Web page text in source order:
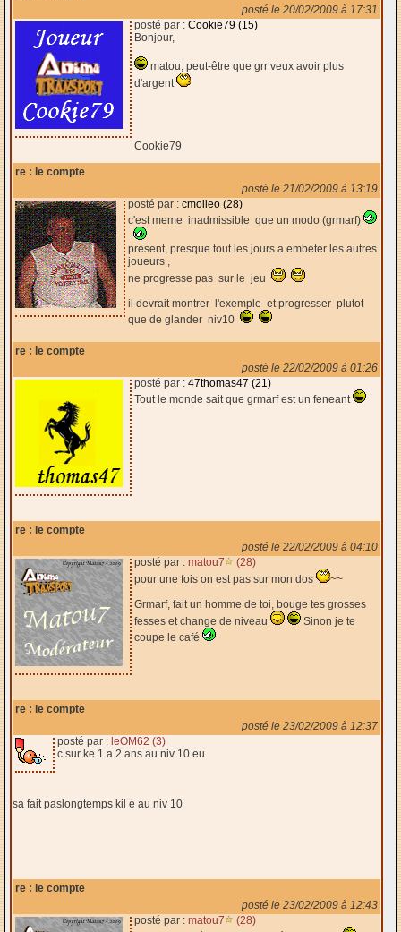
posté le 20/02/2009 à 17:31
posté par : Cookie79 (15)
Bonjour,
matou, peut-être que grr veux avoir plus
d'argent
Cookie79
re : le compte
posté le 21/02/2009 à 13:19
posté par : cmoileo (28)
c'est meme inadmissible que un modo (grmarf)
present, presque tout les jours a embeter les autres
joueurs ,
ne progresse pas sur le jeu
il devrait montrer l'exemple et progresser plutot
que de glander niv10
re : le compte
posté le 22/02/2009 à 01:26
posté par : 47thomas47 (21)
Tout le monde sait que grmarf est un feneant
re : le compte
posté le 22/02/2009 à 04:10
posté par : matou7
(28)
pour une fois on est pas sur mon dos
~~
Grmarf, fait un homme de toi, bouge tes grosses
fesses et change de niveau
Sinon je te
coupe le café
re : le compte
posté le 23/02/2009 à 12:37
posté par : leOM62 (3)
c sur ke 1 a 2 ans au niv 10 eu
sa fait paslongtemps kil é au niv 10
re : le compte
posté le 23/02/2009 à 12:43
posté par : matou7
(28)